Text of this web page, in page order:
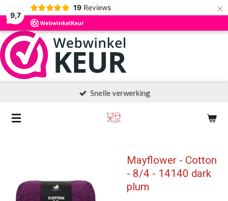
9,7
19 Reviews ×
Snelle verwerking
Mayflower - Cotton
- 8/4 - 14140 dark
plum